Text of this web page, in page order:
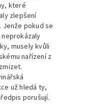
které
zlepšení
Jenže pokud se
neprokázaly
musely kvůli
nařízení z
už hledá ty,
porušují.